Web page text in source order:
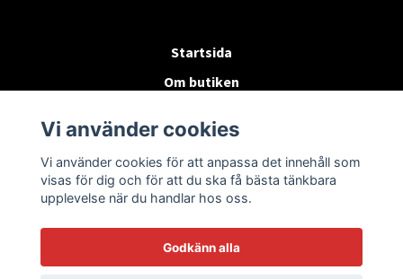
Startsida
Om butiken
Byten & Returer
Kontakta oss
Vi använder cookies
Vi använder cookies för att anpassa det innehåll som
visas för dig och för att du ska få bästa tänkbara
upplevelse när du handlar hos oss.
Godkänn alla